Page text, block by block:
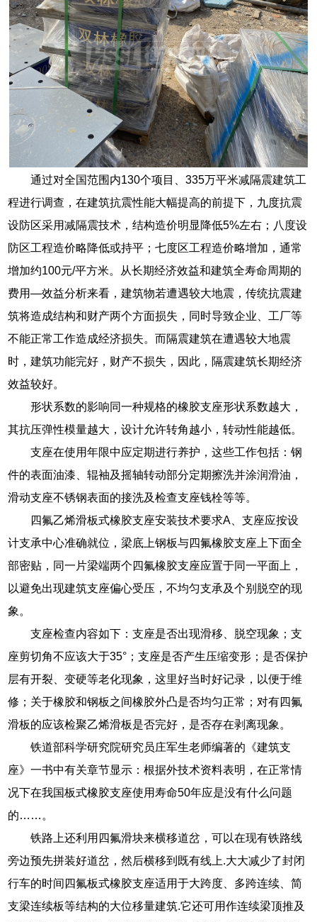
通过对全国范围内130个项目、335万平米减隔震建筑工
程进行调查，在建筑抗震性能大幅提高的前提下，九度抗震
设防区采用减隔震技术，结构造价明显降低5%左右；八度设
防区工程造价略降低或持平；七度区工程造价略增加，通常
增加约100元/平方米。从长期经济效益和建筑全寿命周期的
费用—效益分析来看，建筑物若遭遇较大地震，传统抗震建
筑将造成结构和财产两个方面损失，同时导致企业、工厂等
不能正常工作造成经济损失。而隔震建筑在遭遇较大地震
时，建筑功能完好，财产不损失，因此，隔震建筑长期经济
效益较好。
形状系数的影响同一种规格的橡胶支座形状系数越大，
其抗压弹性模量越大，设计允许转角越小，转动性能越低。
支座在使用年限中应定期进行养护，这些工作包括：钢
件的表面油漆、辊袖及摇轴转动部分定期擦洗并涂润滑油，
滑动支座不锈钢表面的接洗及检查支座钱栓等等。
四氟乙烯滑板式橡胶支座安装技术要求A、支座应按设
计支承中心准确就位，梁底上钢板与四氟橡胶支座上下面全
部密贴，同一片梁端两个四氟橡胶支座应置于同一平面上，
以避免出现建筑支座偏心受压，不均匀支承及个别脱空的现
象。
支座检查内容如下：支座是否出现滑移、脱空现象；支
座剪切角不应该大于35°；支座是否产生压缩变形；是否保护
层有开裂、变硬等老化现象，这里好当时好记录，以便于维
修；关于橡胶和钢板之间橡胶外凸是否均匀正常；对有四氟
滑板的应该检聚乙烯滑板是否完好，是否存在剥离现象。
铁道部科学研究院研究员庄军生老师编著的《建筑支
座》一书中有关章节显示：根据外技术资料表明，在正常情
况下在我国板式橡胶支座使用寿命50年应是没有什么问题
的……。
铁路上还利用四氟滑块来横移道岔，可以在现有铁路线
旁边预先拼装好道岔，然后横移到既有线上.大大减少了封闭
行车的时间四氟板式橡胶支座适用于大跨度、多跨连续、简
支梁连续板等结构的大位移量建筑.它还可用作连续梁顶推及